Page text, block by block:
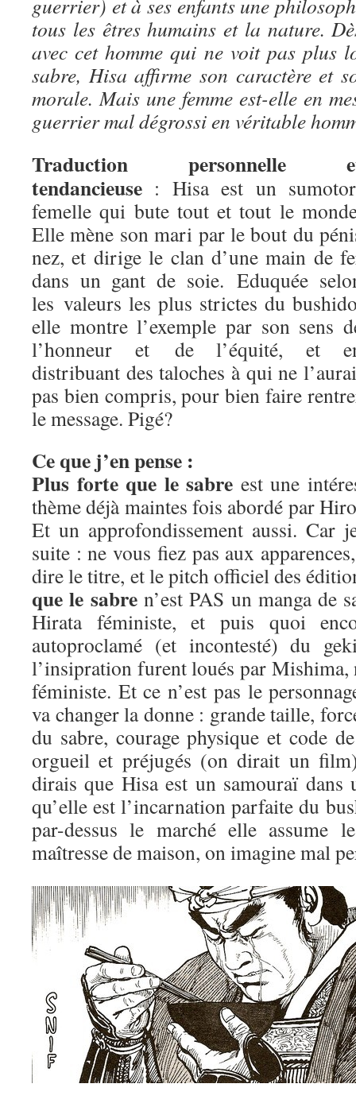
guerrier) et à ses enfants une
tous les êtres humains et la nature.
avec cet homme qui ne voit pas plus
sabre, Hisa affirme son caractère et
morale. Mais une femme est-elle en
guerrier mal dégrossi en véritable
Traduction personnelle
tendancieuse : Hisa est un
femelle qui bute tout et tout le
Elle mène son mari par le bout du
nez, et dirige le clan d’une main de
dans un gant de soie. Eduquée
les valeurs les plus strictes du
elle montre l’exemple par son sens
l’honneur et de l’équité, et
distribuant des taloches à qui ne
pas bien compris, pour bien faire
le message. Pigé?
Ce que j’en pense :
Plus forte que le sabre est une
thème déjà maintes fois abordé par
Et un approfondissement aussi. Car
suite : ne vous fiez pas aux
dire le titre, et le pitch officiel des
que le sabren’est PAS un manga de
Hirata féministe, et puis quoi
autoproclamé (et incontesté) du
l’insipration furent loués par Mishima,
féministe. Et ce n’est pas le
va changer la donne : grande taille,
du sabre, courage physique et code
orgueil et préjugés (on dirait un
dirais que Hisa est un samouraï dans
qu’elle est l’incarnation parfaite du
par-dessus le marché elle assume
maîtresse de maison, on imagine mal